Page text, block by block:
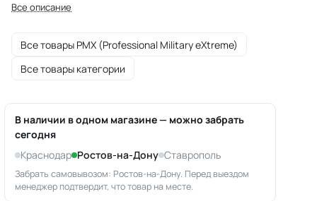
Все описание
Все товары PMX (Professional Military eXtreme)
Все товары категории
В наличии в одном магазине — можно забрать
сегодня
Краснодар Ростов-на-Дону Ставрополь
Забрать самовывозом: Ростов-на-Дону. Перед выездом
менеджер подтвердит, что товар на месте.